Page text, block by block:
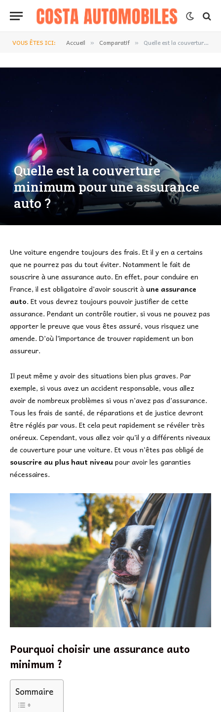
VOUS ÊTES ICI: Accueil » Comparatif » Quelle est la couverture minimum pour une assurance auto ?
Quelle est la couverture
minimum pour une assurance
auto ?
Une voiture engendre toujours des frais. Et il y en a certains
que ne pourrez pas du tout éviter. Notamment le fait de
souscrire à une assurance auto. En effet, pour conduire en
France, il est obligatoire d’avoir souscrit à une assurance
auto. Et vous devrez toujours pouvoir justifier de cette
assurance. Pendant un contrôle routier, si vous ne pouvez pas
apporter le preuve que vous êtes assuré, vous risquez une
amende. D’où l’importance de trouver rapidement un bon
assureur.
Il peut même y avoir des situations bien plus graves. Par
exemple, si vous avez un accident responsable, vous allez
avoir de nombreux problèmes si vous n’avez pas d’assurance.
Tous les frais de santé, de réparations et de justice devront
être réglés par vous. Et cela peut rapidement se révéler très
onéreux. Cependant, vous allez voir qu’il y a différents niveaux
de couverture pour une voiture. Et vous n’êtes pas obligé de
souscrire au plus haut niveaupour avoir les garanties
nécessaires.
Pourquoi choisir une assurance auto
minimum ?
Sommaire